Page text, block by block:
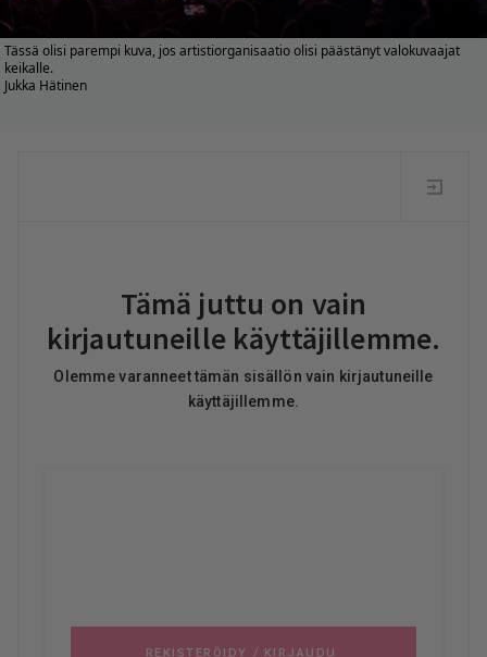
Tässä olisi parempi kuva, jos artistiorganisaatio olisi päästänyt valokuvaajat
keikalle.
Jukka Hätinen